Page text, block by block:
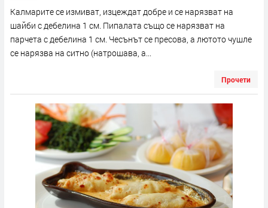
Калмарите се измиват, изцеждат добре и се нарязват на
шайби с дебелина 1 см. Пипалата също се нарязват на
парчета с дебелина 1 см. Чесънът се пресова, а лютото чушле
се нарязва на ситно (натрошава, а...
Прочети